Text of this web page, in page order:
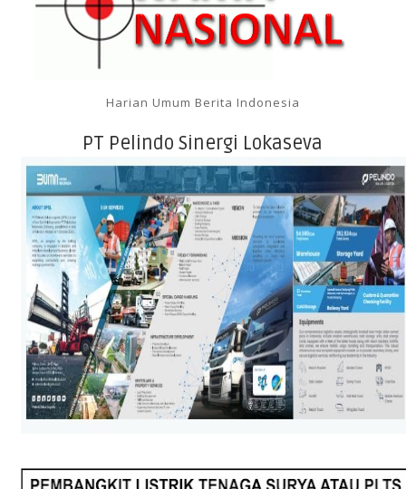
Harian Umum Berita Indonesia
PT Pelindo Sinergi Lokaseva